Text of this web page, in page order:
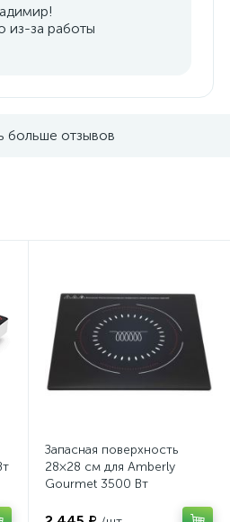
из-за работы
больше отзывов
Запасная поверхность
28×28 см для Amberly
Gourmet 3500 Вт